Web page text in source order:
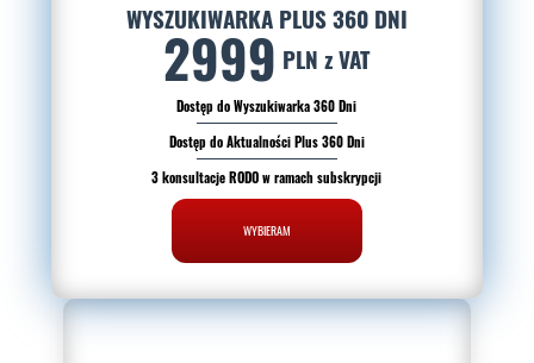
WYSZUKIWARKA PLUS 360 DNI
2999 PLN z VAT
Dostęp do Wyszukiwarka 360 Dni
Dostęp do Aktualności Plus 360 Dni
3 konsultacje RODO w ramach subskrypcji
WYBIERAM